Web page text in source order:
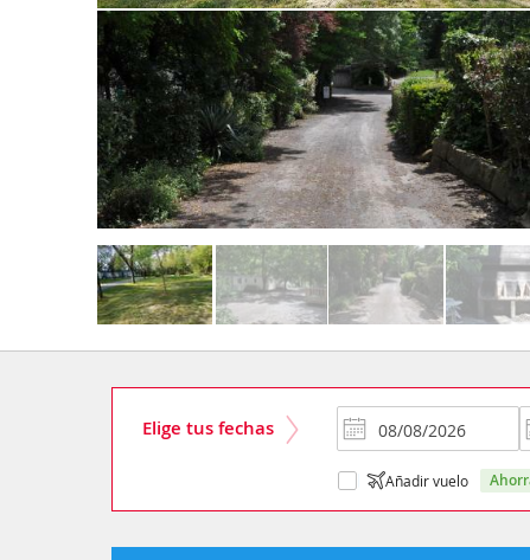
Elige tus fechas
Añadir vuelo